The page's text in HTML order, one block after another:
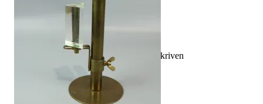
Ersättning om varan inte är som beskriven